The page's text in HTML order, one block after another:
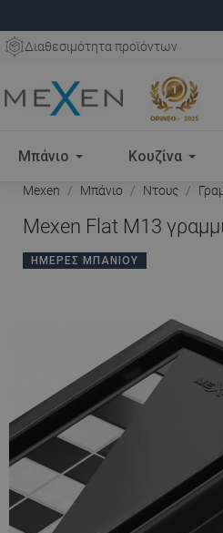
Διαθεσιμότητα προϊόντων
Μπάνιο Κουζίνα
Mexen Μπάνιο Ντους
Mexen Flat M13
ΗΜΈΡΕΣ ΜΠΆΝΙΟΥ